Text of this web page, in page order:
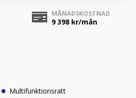
MÅNADSKOSTNAD
9 398kr/mån
Multifunktionsratt